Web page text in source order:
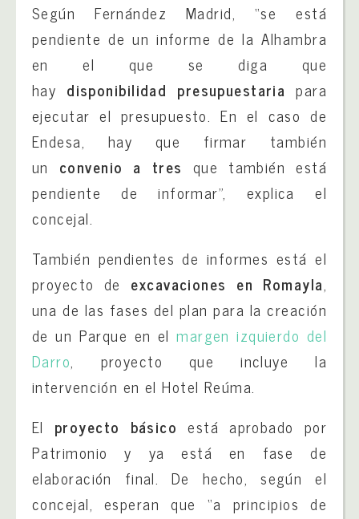
Según Fernández Madrid, “se está
pendiente de un informe de la Alhambra
en el que se diga que
hay disponibilidad presupuestaria para
ejecutar el presupuesto. En el caso de
Endesa, hay que firmar también
un convenio a tres que también está
pendiente de informar”, explica el
concejal.
También pendientes de informes está el
proyecto de excavaciones en Romayla,
una de las fases del plan para la creación
de un Parque en elmargen izquierdo del
Darro, proyecto que incluye la
intervención en el Hotel Reúma.
El proyecto básico está aprobado por
Patrimonio y ya está en fase de
elaboración final. De hecho, según el
concejal, esperan que “a principios de